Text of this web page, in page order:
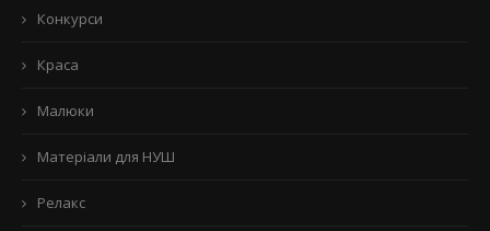
Конкурси
Краса
Малюки
Матеріали для НУШ
Релакс